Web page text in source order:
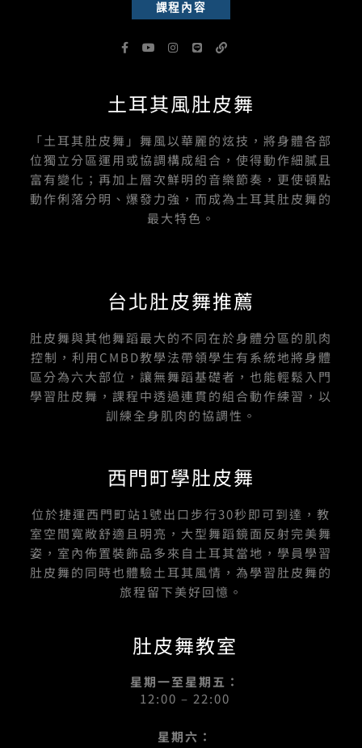
課程內容
F
a
o
o
f
Y
o
b
e
I
n
g
r
L
i
L
i
土耳其風肚皮舞
「土耳其肚皮舞」舞風以華麗的炫技，將身體各部
位獨立分區運用或協調構成組合，使得動作細膩且
富有變化；再加上層次鮮明的音樂節奏，更使頓點
動作俐落分明、爆發力強，而成為土耳其肚皮舞的
最大特色。
台北肚皮舞推薦
肚皮舞與其他舞蹈最大的不同在於身體分區的肌肉
控制，利用CMBD教學法帶領學生有系統地將身體
區分為六大部位，讓無舞蹈基礎者，也能輕鬆入門
學習肚皮舞，課程中透過連貫的組合動作練習，以
訓練全身肌肉的協調性。
西門町學肚皮舞
位於捷運西門町站1號出口步行30秒即可到達，教
室空間寬敞舒適且明亮，大型舞蹈鏡面反射完美舞
姿，室內佈置裝飾品多來自土耳其當地，學員學習
肚皮舞的同時也體驗土耳其風情，為學習肚皮舞的
旅程留下美好回憶。
肚皮舞教室
星期一至星期五：
12:00 – 22:00
星期六：